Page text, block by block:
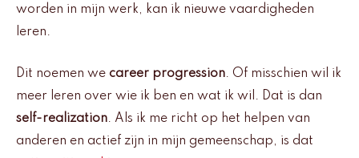
worden in mijn werk, kan ik nieuwe vaardigheden
leren.
Dit noemen we career progression. Of misschien wil ik
meer leren over wie ik ben en wat ik wil. Dat is dan
self-realization. Als ik me richt op het helpen van
anderen en actief zijn in mijn gemeenschap, is dat